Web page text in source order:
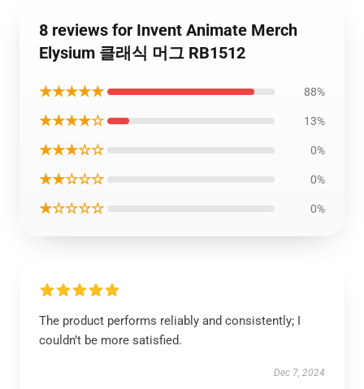
8 reviews for Invent Animate Merch
Elysium 클래식 머그 RB1512
★★★★★ 88%
★★★★☆ 13%
★★★☆☆ 0%
★★☆☆☆ 0%
★☆☆☆☆ 0%
The product performs reliably and consistently; I
couldn’t be more satisfied.
Dec 7, 2024